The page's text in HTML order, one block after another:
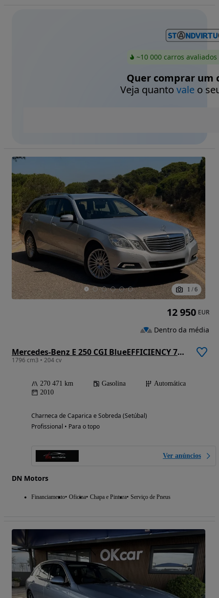
~10 000 carros
Quer comprar um
Veja quanto valeo
1 / 6
Mercedes-Benz E 250 CGI BlueEFFICIENCY 7G-TRONIC Elegance
1796 cm3 • 204 cv
270 471 km Gasolina
Automática
2010
Charneca de Caparica e Sobreda (Setúbal)
Profissional • Para o topo
Ver anúncios
DN Motors
Financiamento Oficina Chapa e Pintura Serviço de Pneus
12 950 EUR
Dentro da média